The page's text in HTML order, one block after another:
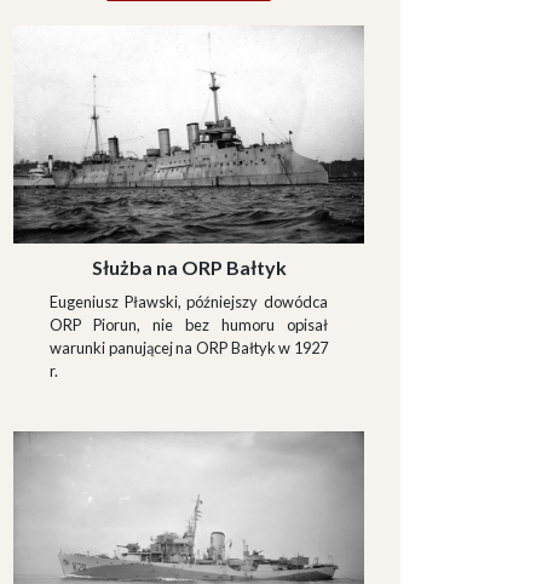
Służba na ORP Bałtyk
Eugeniusz Pławski, późniejszy dowódca
ORP Piorun, nie bez humoru opisał
warunki panującej na ORP Bałtyk w 1927
r.